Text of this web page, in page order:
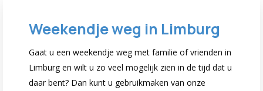
Weekendje weg in Limburg
Gaat u een weekendje weg met familie of vrienden in
Limburg en wilt u zo veel mogelijk zien in de tijd dat u
daar bent? Dan kunt u gebruikmaken van onze